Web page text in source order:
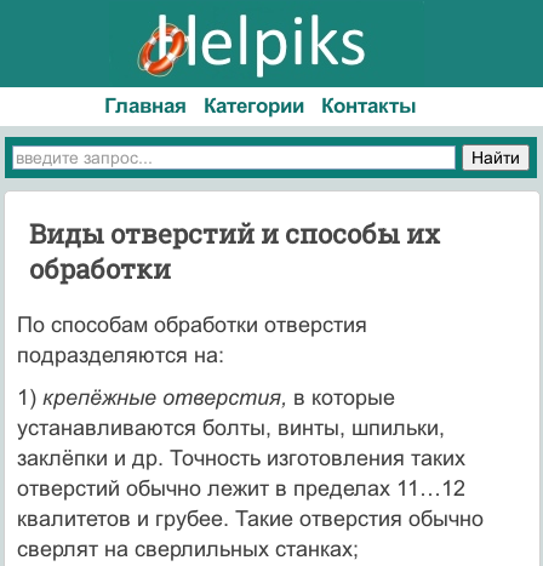
Главная Категории Контакты
Виды отверстий и способы их
обработки
По способам обработки отверстия
подразделяются на:
1) крепёжные отверстия, в которые
устанавливаются болты, винты, шпильки,
заклёпки и др. Точность изготовления таких
отверстий обычно лежит в пределах 11…12
квалитетов и грубее. Такие отверстия обычно
сверлят на сверлильных станках;